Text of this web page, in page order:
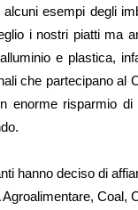
esempi degli
i nostri piatti ma
e plastica,
che partecipano al
enorme risparmio
hanno deciso di
Coal,